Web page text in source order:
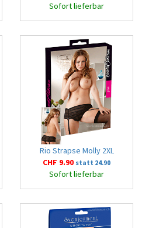
Sofort lieferbar
Rio Strapse Molly 2XL
CHF 9.90 statt 24.90
Sofort lieferbar